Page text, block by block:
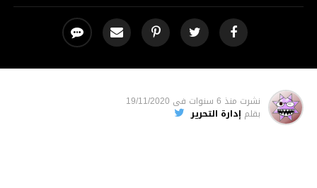
نشرت منذ 6 سنوات فى 19/11/2020
بقلم إدارة التحرير